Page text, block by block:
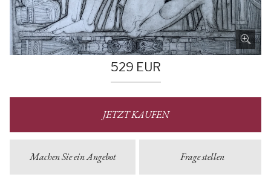
529 EUR
JETZT KAUFEN
Machen Sie ein Angebot Frage stellen